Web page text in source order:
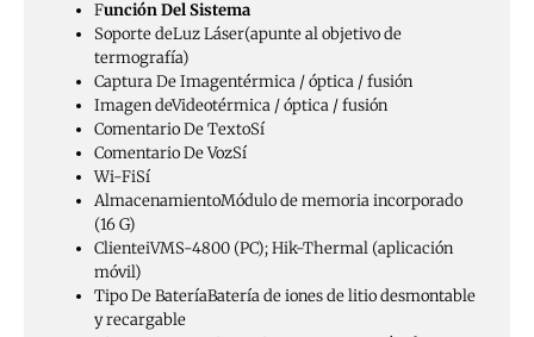
Función Del Sistema
Soporte deLuz Láser(apunte al objetivo de
termografía)
Captura De Imagentérmica / óptica / fusión
Imagen deVideotérmica / óptica / fusión
Comentario De TextoSí
Comentario De VozSí
Wi-FiSí
AlmacenamientoMódulo de memoria incorporado
(16 G)
ClienteiVMS-4800 (PC); Hik-Thermal (aplicación
móvil)
Tipo De BateríaBatería de iones de litio desmontable
y recargable